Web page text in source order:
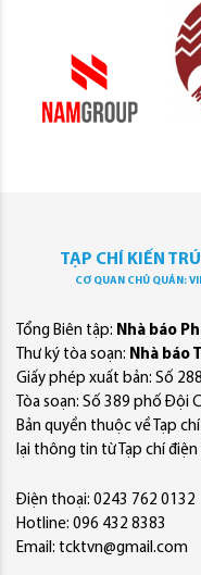
TẠP CHÍ KIẾN
CƠ QUAN CHỦ QUẢN:
Tổng Biên tập: Nhà báo
Thư ký tòa soạn: Nhà báo
Giấy phép xuất bản: Số
Tòa soạn: Số 389 phố Đội
Bản quyền thuộc về Tạp
lại thông tin từ Tạp chí điện
Điện thoại: 0243 762 0132
Hotline: 096 432 8383
Email: tcktvn@gmail.com